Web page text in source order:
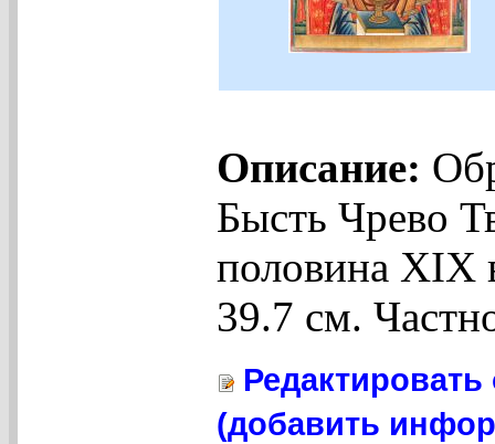
Описание:
Бысть Чрево
половина XIX
39.7 см.
(добавить